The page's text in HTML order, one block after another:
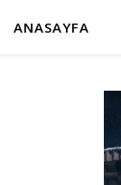
ANASAYFA